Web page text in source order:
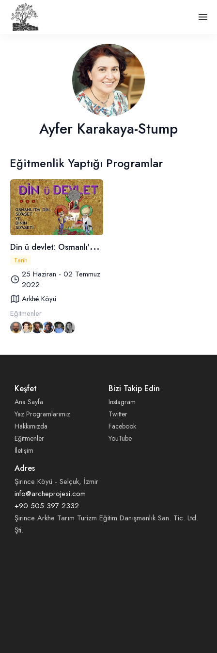
Ayfer Karakaya-Stump
Eğitmenlik Yaptığı Programlar
D
in ü devlet: Osmanlı'da Din, Siyaset ve Dinin Siyaseti
Tarih
25 Haziran - 02 Temmuz
2022
Arkhé Köyü
Eğitmenler
Keşfet
Ana Sayfa
Yaz Programlarımız
Hakkımızda
Eğitmenler
İletişim
Bizi Takip Edin
Instagram
Twitter
Facebook
YouTube
Adres
Şirince Köyü - Selçuk, İzmir
info@archeprojesi.com
+90 505 397 2332
Şirince Arkhe Tarım Turizm Eğitim Danışmanlık San. Tic. Ltd.
Şti.